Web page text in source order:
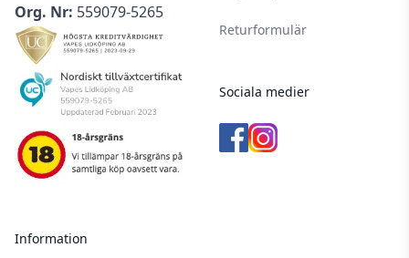
Org. Nr: 559079-5265
Information
Returformulär
Sociala medier